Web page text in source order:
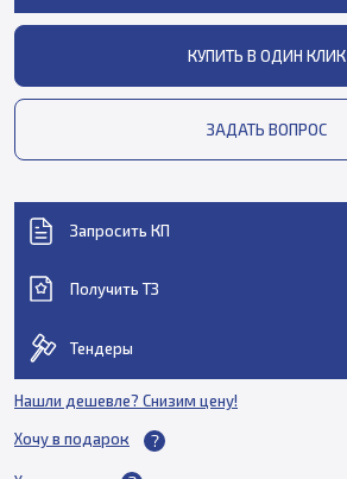
КУПИТЬ В ОДИН КЛИК
ЗАДАТЬ ВОПРОС
Запросить КП
Получить ТЗ
Тендеры
Нашли дешевле? Снизим цену!
Хочу в подарок